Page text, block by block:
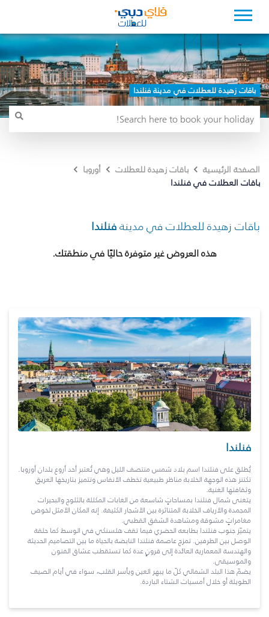
باقات زهيدة للعطلات في مدينة فنلندا
الصفحة الرئيسية باقات زهيدة للعطلات
أوروبا
باقات العطلات في فنلندا
باقات زهيدة للعطلات في مدينةفنلندا
هذه العروض غير متوفرة حاليًا في منطقتك.
فنلندا
يُطلق على فنلندا اسم بلاد شمس منتصف الليل وهي تُعتبر أحد أروع بلدان أوروبا.
تكتنز هذه الوجهة الخلابة مناظر طبيعية تخطف الأنفاس وتتميز بتاريخها العريق
وثقافتها الغنية.
يتغنى شمال فنلندا بمساحاتٍ شاسعة من الغابات المكللة بالثلوج والبحيرات
المجمدة والأرياف الخلابة المتناثرة بين الأشجار الكثيفة. إنه المكان الأمثل لخوض
مغامراتٍ مشوقة ومشاهدة الشفق القطبي.
يتميّز جنوب فنلندا بطابعه الحضري فيما تقف هلسنكي في الوسط كما حلقة
الوصل بين الطرفين. تمزج عاصمة فنلندا النابضة بالحياة ما بين التصاميم الحديثة
والهندسة المعمارية العائدة إلى قرونٍ عدة كما تستقطب عشاق الفنون
والموسيقى.
يضمّ هذا البلد الشمالي كلّ ما يبهر العين ويأسر القلب، سواء في أيام الصيف
الطويلة أو خلال أمسيات الشتاء الباردة.